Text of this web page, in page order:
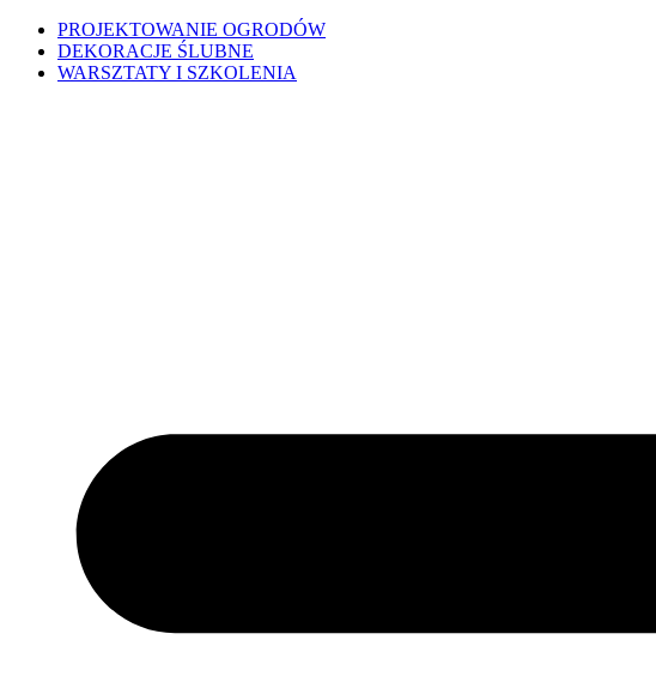
PROJEKTOWANIE OGRODÓW
DEKORACJE ŚLUBNE
WARSZTATY I SZKOLENIA